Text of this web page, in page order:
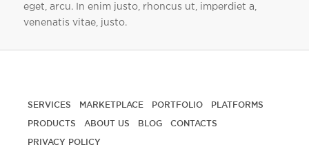
eget, arcu. In enim justo, rhoncus ut, imperdiet a,
venenatis vitae, justo.
SERVICES MARKETPLACE PORTFOLIO PLATFORMS
PRODUCTS ABOUT US BLOG CONTACTS
PRIVACY POLICY